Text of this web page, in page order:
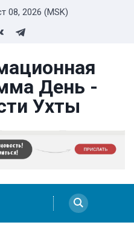
08, 2026 (MSK)
День -
Ухты